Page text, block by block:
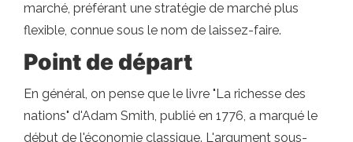
marché, préférant une stratégie de marché plus
flexible, connue sous le nom de laissez-faire.
Point de départ
En général, on pense que le livre "La richesse des
nations" d'Adam Smith, publié en 1776, a marqué le
début de l'économie classique. L'argument sous-